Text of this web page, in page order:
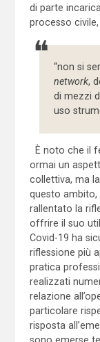
di parte
processo
“non si
network,
di mezzi
uso
È noto che il
ormai un
collettiva, ma
questo
rallentato la
offrire il suo
Covid-19 ha
riflessione più
pratica
realizzati
relazione
particolare
risposta